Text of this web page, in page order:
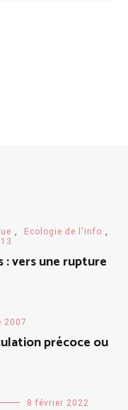
Ecologie de l'info
vers une rupture
2007
précoce ou
8 février 2022